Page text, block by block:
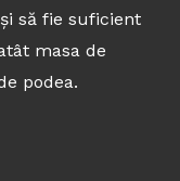
să fie suficient
masa de
podea.